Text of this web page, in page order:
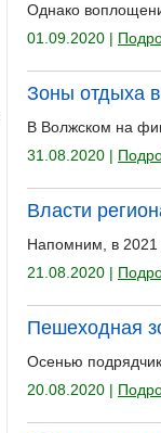
Однако
01.09.2020 |
Зоны отдыха
В Волжском на
31.08.2020 |
Власти
Напомним, в 2021
21.08.2020 |
Пешеходная
Осенью
20.08.2020 |